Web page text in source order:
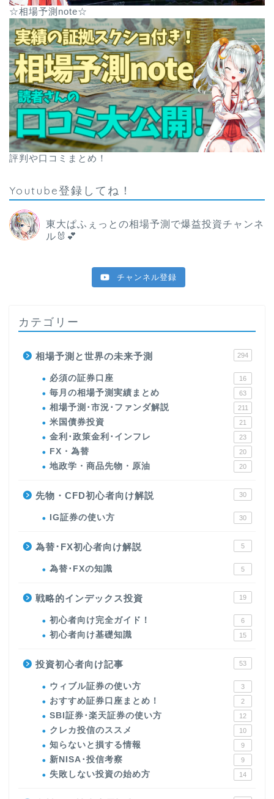
☆相場予測note☆
評判や口コミまとめ！
Youtube登録してね！
東大ぱふぇっとの相場予測で爆益投資チャンネ
ル🐰💕
チャンネル登録
カテゴリー
相場予測と世界の未来予測 294
必須の証券口座 16
毎月の相場予測実績まとめ 63
相場予測･市況･ファンダ解説 211
米国債券投資 21
金利･政策金利･インフレ 23
FX・為替 20
地政学・商品先物・原油 20
先物・CFD初心者向け解説 30
IG証券の使い方 30
為替･FX初心者向け解説 5
為替･FXの知識 5
戦略的インデックス投資 19
初心者向け完全ガイド！ 6
初心者向け基礎知識 15
投資初心者向け記事 53
ウィブル証券の使い方 3
おすすめ証券口座まとめ！ 2
SBI証券･楽天証券の使い方 12
クレカ投信のススメ 10
知らないと損する情報 9
新NISA･投信考察 9
失敗しない投資の始め方 14